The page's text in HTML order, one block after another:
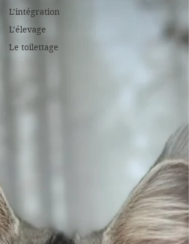
L’intégration
L’élevage
Le toilettage